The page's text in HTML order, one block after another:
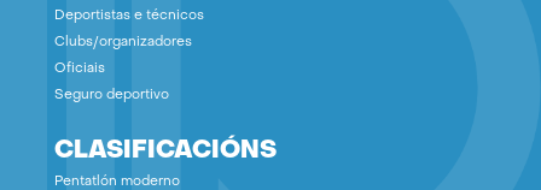
Deportistas e técnicos
Clubs/organizadores
Oficiais
Seguro deportivo
CLASIFICACIÓNS
Pentatlón moderno